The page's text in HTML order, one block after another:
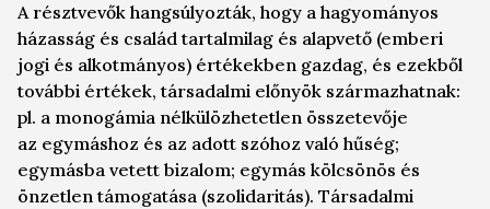
A résztvevők hangsúlyozták, hogy a hagyományos
házasság és család tartalmilag és alapvető (emberi
jogi és alkotmányos) értékekben gazdag, és ezekből
további értékek, társadalmi előnyök származhatnak:
pl. a monogámia nélkülözhetetlen összetevője
az egymáshoz és az adott szóhoz való hűség;
egymásba vetett bizalom; egymás kölcsönös és
önzetlentámogatása (szolidaritás). Társadalmi